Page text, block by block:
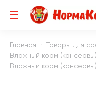
Главная Товары для
Влажный корм (консервы)
Влажный корм